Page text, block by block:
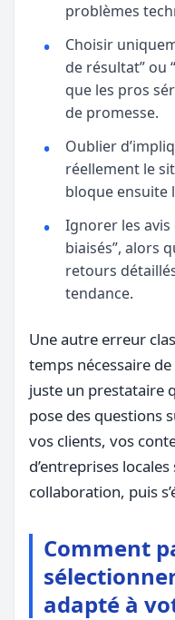
problèmes
Choisir
de résultat” ou
que les pros
de promesse.
Oublier
réellement le
bloque ensuite
Ignorer les avis
biaisés”, alors
retours
tendance.
Une autre erreur
temps nécessaire de
juste un prestataire
pose des questions
vos clients, vos
d’entreprises
collaboration, puis
Comment
adapté à